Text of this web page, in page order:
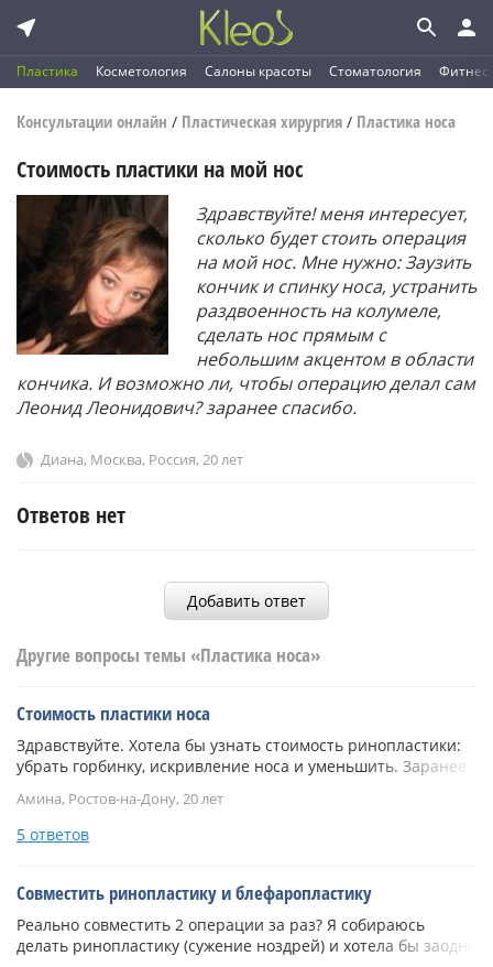
Пластика Косметология Салоны красоты Стоматология Фитнес
Консультации онлайн / Пластическая хирургия / Пластика носа
Стоимость пластики на мой нос
Здравствуйте! меня интересует,
сколько будет стоить операция
на мой нос. Мне нужно: Заузить
кончик и спинку носа, устранить
раздвоенность на колумеле,
сделать нос прямым с
небольшим акцентом в области
кончика. И возможно ли, чтобы операцию делал сам
Леонид Леонидович? заранее спасибо.
Диана, Москва, Россия, 20 лет
Ответов нет
Добавить ответ
Другие вопросы темы «Пластика носа»
Стоимость пластики носа
Здравствуйте. Хотела бы узнать стоимость ринопластики:
убрать горбинку, искривление носа и уменьшить. Заранее
Амина, Ростов-на-Дону, 20 лет
5 ответов
Совместить ринопластику и блефаропластику
Реально совместить 2 операции за раз? Я собираюсь
делать ринопластику (сужение ноздрей) и хотела бы заодно